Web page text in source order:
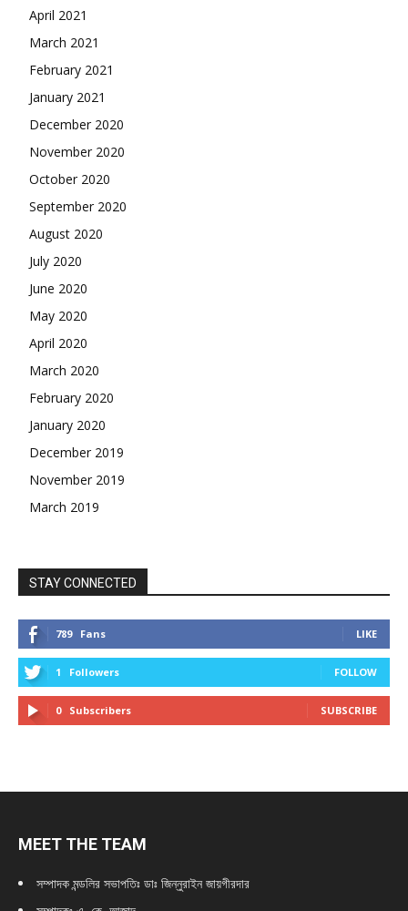
April 2021
March 2021
February 2021
January 2021
December 2020
November 2020
October 2020
September 2020
August 2020
July 2020
June 2020
May 2020
April 2020
March 2020
February 2020
January 2020
December 2019
November 2019
March 2019
STAY CONNECTED
789 Fans LIKE
1 Followers FOLLOW
0 Subscribers SUBSCRIBE
MEET THE TEAM
সম্পাদক মন্ডলির সভাপতিঃ ডাঃ জিন্নুরাইন জায়গীরদার